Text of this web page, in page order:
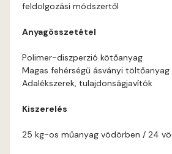
Fern C
Fir B
feldolgozási módszertől
Anyagösszetétel
Polimer-diszperzió kötőanyag
Magas fehérségű ásványi töltőanyag
Adalékszerek, tulajdonságjavítók
Kiszerelés
25 kg-os műanyag vödörben / 24